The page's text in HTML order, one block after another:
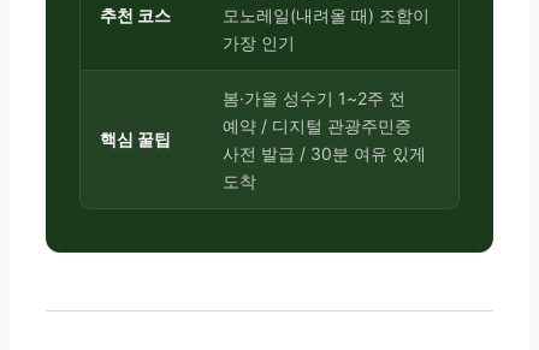
추천 코스
모노레일(내려올 때) 조합이
가장 인기
핵심 꿀팁
봄·가을 성수기 1~2주 전
예약 / 디지털 관광주민증
사전 발급 / 30분 여유 있게
도착